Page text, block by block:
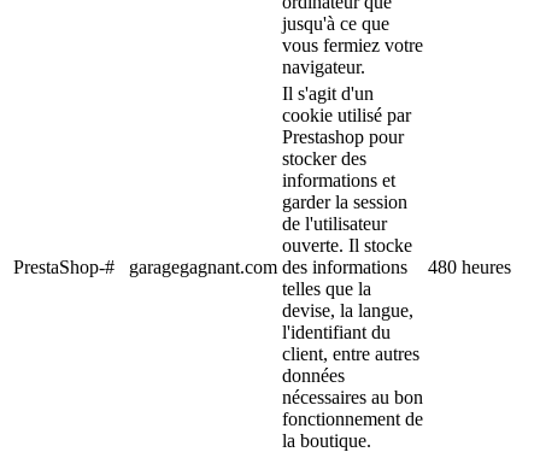
jusqu'à ce que
vous fermiez votre
navigateur.
PrestaShop-# garagegagnant.com
Il s'agit d'un
cookie utilisé par
Prestashop pour
stocker des
informations et
garder la session
de l'utilisateur
ouverte. Il stocke
des informations
telles que la
devise, la langue,
l'identifiant du
client, entre autres
données
nécessaires au bon
fonctionnement de
la boutique.
480 heures